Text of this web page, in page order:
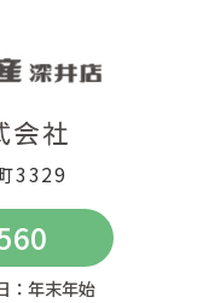
3329
：年末年始